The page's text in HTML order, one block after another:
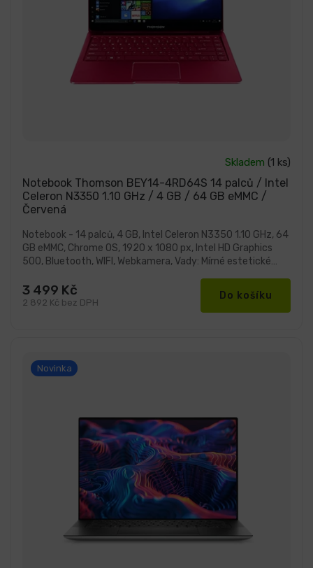
Notebook Thomson BEY14-4RD64S 14 palců / Intel
Celeron N3350 1.10 GHz / 4 GB / 64 GB eMMC /
Červená
produktu
je
5,0
z
hvězdiček.
Skladem (1 ks)
2 892 Kč bez DPH
3 499 Kč Do košíku
Notebook - 14 palců, 4 GB, Intel Celeron N3350 1.10 GHz, 64
GB eMMC, Chrome OS, 1920 x 1080 px, Intel HD Graphics
500, Bluetooth, WIFI, Webkamera, Vady: Mírné estetické
Novinka